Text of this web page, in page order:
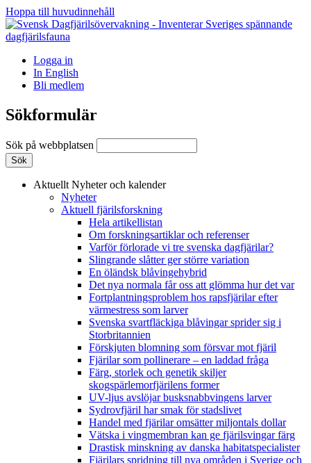
Hoppa till huvudinnehåll
Logga in
In English
Bli medlem
Sökformulär
Sök på webbplatsen
Aktuellt Nyheter och kalender
Nyheter
Aktuell fjärilsforskning
Hela artikellistan
Om forskningsartiklar och referenser
Varför förlorade vi tre svenska dagfjärilar?
Slingrande slåtter ger större variation
En öländsk blåvingehybrid
Det nya normala får oss att glömma hur det var
Fortplantningsproblem hos rapsfjärilar efter
värmestress som larver
Svenska svartfläckiga blåvingar sprider sig i
Storbritannien
Förskjuten blomning som försvar mot fjäril
Fjärilar som pollinerare – en laddad fråga
Färg, storlek och genetik skiljer
skogspärlemorfjärilens former
UV-ljus avslöjar busksnabbvingens larver
Sydrovfjäril har smak för stadslivet
Handel med fjärilar omsätter miljontals dollar
Vätska i vingmembran kan ge fjärilsvingar färg
Drastisk minskning av danska habitatspecialister
Fjärilars spridning till nya områden i Sverige och